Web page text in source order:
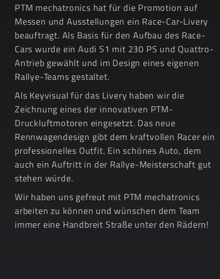
PTM mechatronics hat für die Promotion auf
Messen und Ausstellungen ein Race-Car-Livery
beauftragt. Als Basis für den Aufbau des Race-
Cars wurde ein Audi S1 mit 230 PS und Quattro-
Antrieb gewählt und im Design eines eigenen
Rallye-Teams gestaltet.
Als Keyvisual für das Livery haben wir die
Zeichnung eines der innovativen PTM-
Druckluftmotoren eingesetzt. Das neue
Rennwagendesign gibt dem kraftvollen Racer ein
professionelles Outfit. Ein schönes Auto, dem
auch ein Auftritt in der Rallye-Meisterschaft gut
stehen würde.
Wir haben uns gefreut mit PTM mechatronics
arbeiten zu können und wünschen dem Team
immer eine Handbreit Straße unter den Rädern!